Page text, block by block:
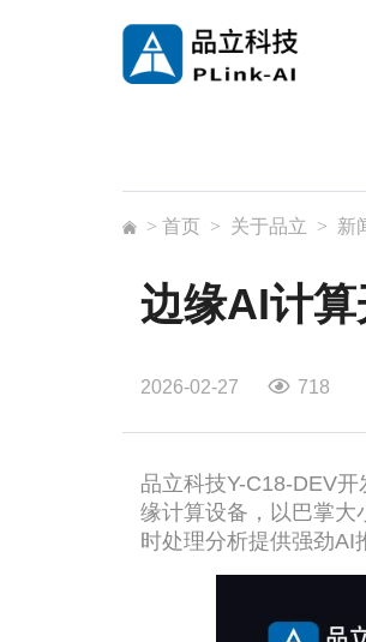
> 首页 > 关于品立 > 新
边缘AI计
2026-02-27 718
品立科技Y-C18-DEV
缘计算设备，以巴掌大
时处理分析提供强劲AI